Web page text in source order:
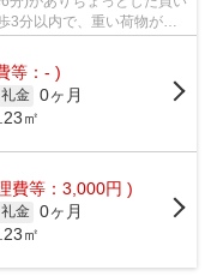
分以内で、重い荷物があ
等：- )
礼金 0ヶ月
㎡
費等：3,000円 )
礼金 0ヶ月
㎡